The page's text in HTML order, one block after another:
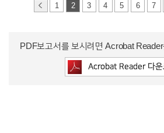
1 2 3 4 5 6 7
PDF보고서를 보시려면 Acrobat